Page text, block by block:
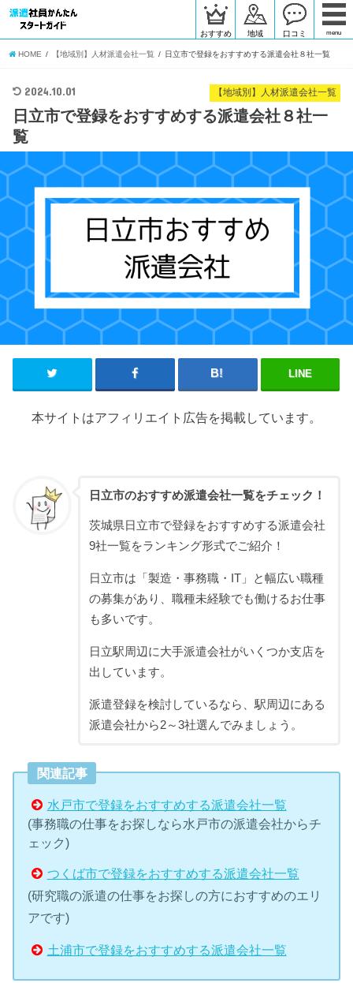
おすすめ 地域 口コミ menu
HOME 【地域別】人材派遣会社一覧 日立市で登録をおすすめする派遣会社８社一覧
【地域別】人材派遣会社一覧
2024.10.01
日立市で登録をおすすめする派遣会社８社一
覧
LINE
本サイトはアフィリエイト広告を掲載しています。
日立市のおすすめ派遣会社一覧をチェック！
茨城県日立市で登録をおすすめする派遣会社
9社一覧をランキング形式でご紹介！
日立市は「製造・事務職・IT」と幅広い職種
の募集があり、職種未経験でも働けるお仕事
も多いです。
日立駅周辺に大手派遣会社がいくつか支店を
出しています。
派遣登録を検討しているなら、駅周辺にある
派遣会社から2～3社選んでみましょう。
関連記事
水戸市で登録をおすすめする派遣会社一覧
(事務職の仕事をお探しなら水戸市の派遣会社からチ
ェック)
つくば市で登録をおすすめする派遣会社一覧
(研究職の派遣の仕事をお探しの方におすすめのエリ
アです)
土浦市で登録をおすすめする派遣会社一覧